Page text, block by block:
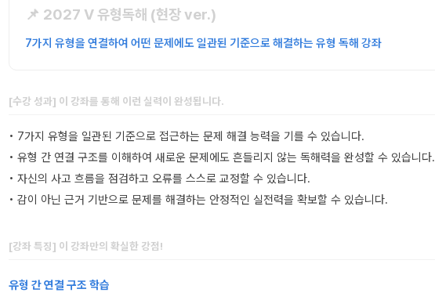
📌 2027 V 유형독해 (현장 ver.)
7가지 유형을 연결하여 어떤 문제에도 일관된 기준으로 해결하는 유형 독해 강좌
[수강 성과] 이 강좌를 통해 이런 실력이 완성됩니다.
• 7가지 유형을 일관된 기준으로 접근하는 문제 해결 능력을 기를 수 있습니다.
• 유형 간 연결 구조를 이해하여 새로운 문제에도 흔들리지 않는 독해력을 완성할 수 있습니다.
• 자신의 사고 흐름을 점검하고 오류를 스스로 교정할 수 있습니다.
• 감이 아닌 근거 기반으로 문제를 해결하는 안정적인 실전력을 확보할 수 있습니다.
[강좌 특징] 이 강좌만의 확실한 강점!
유형 간 연결 구조 학습